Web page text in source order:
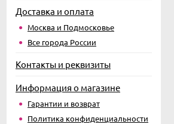
Доставка и оплата
Москва и Подмосковье
Все города России
Контакты и реквизиты
Информация о магазине
Гарантии и возврат
Политика конфиденциальности